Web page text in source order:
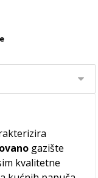
gazište
kvalitetne